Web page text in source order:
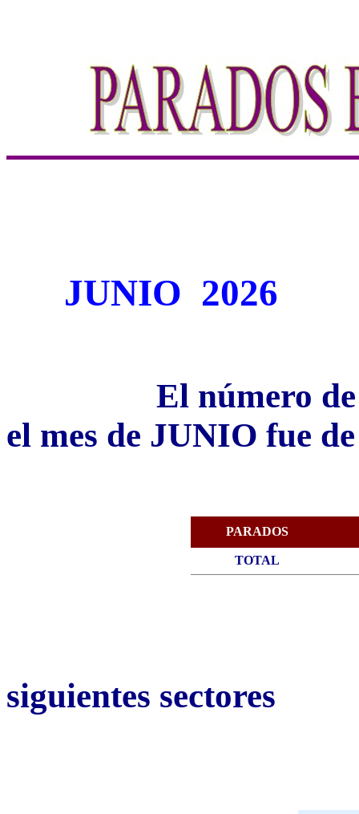
JUNIO 2026
El número
el mes de JUNIO fue
PARADOS
TOTAL
siguientes sectores